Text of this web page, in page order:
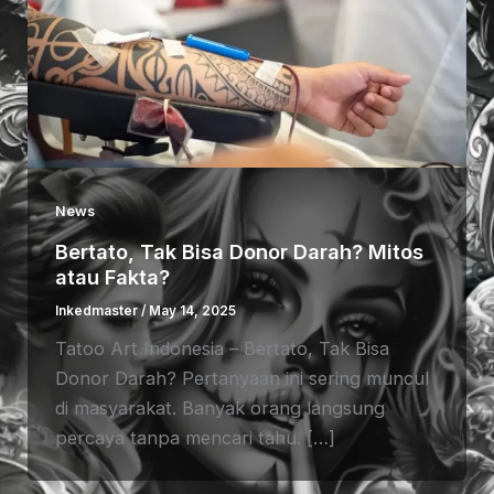
News
Bertato, Tak Bisa Donor Darah? Mitos
atau Fakta?
Inkedmaster/ May 14, 2025
Tatoo Art Indonesia – Bertato, Tak Bisa
Donor Darah? Pertanyaan ini sering muncul
di masyarakat. Banyak orang langsung
percaya tanpa mencari tahu. […]